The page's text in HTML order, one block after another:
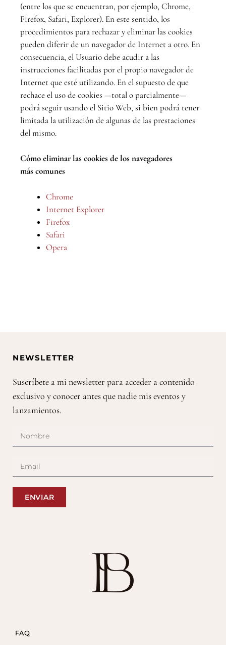
(entre los que se encuentran, por ejemplo, Chrome,
Firefox, Safari, Explorer). En este sentido, los
procedimientos para rechazar y eliminar las cookies
pueden diferir de un navegador de Internet a otro. En
consecuencia, el Usuario debe acudir a las
instrucciones facilitadas por el propio navegador de
Internet que esté utilizando. En el supuesto de que
rechace el uso de cookies —total o parcialmente—
podrá seguir usando el Sitio Web, si bien podrá tener
limitada la utilización de algunas de las prestaciones
del mismo.
Cómo eliminar las cookies de los navegadores
más comunes
Chrome
Internet Explorer
Firefox
Safari
Opera
NEWSLETTER
Suscríbete a mi newsletter para acceder a contenido
exclusivo y conocer antes que nadie mis eventos y
lanzamientos.
ENVIAR
FAQ